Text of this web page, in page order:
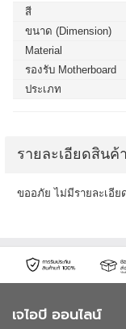
สี
ขนาด (Dimension)
Material
รองรับ Motherboard
ประเภท
รายละเอียดสินค้า
ขออภัย ไม่มีรายละเอี
เจไอบี ออนไลน์